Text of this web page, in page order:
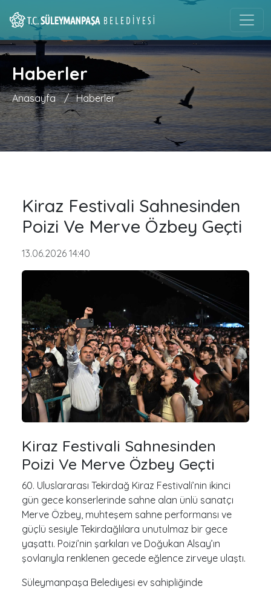
Haberler
Anasayfa / Haberler
Kiraz Festivali Sahnesinden
Poizi Ve Merve Özbey Geçti
13.06.2026 14:40
Kiraz Festivali Sahnesinden
Poizi Ve Merve Özbey Geçti
60. Uluslararası Tekirdağ Kiraz Festivali’nin ikinci
gün gece konserlerinde sahne alan ünlü sanatçı
Merve Özbey, muhteşem sahne performansı ve
güçlü sesiyle Tekirdağlılara unutulmaz bir gece
yaşattı. Poizi’nin şarkıları ve Doğukan Alsay’ın
şovlarıyla renklenen gecede eğlence zirveye ulaştı.
Süleymanpaşa Belediyesi ev sahipliğinde